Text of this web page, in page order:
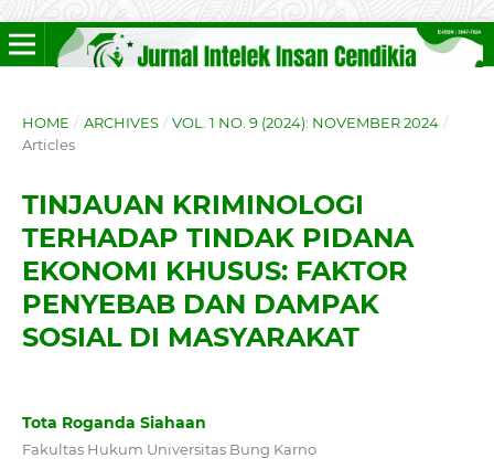
HOME / ARCHIVES / VOL. 1 NO. 9 (2024): NOVEMBER 2024 /
Articles
TINJAUAN KRIMINOLOGI
TERHADAP TINDAK PIDANA
EKONOMI KHUSUS: FAKTOR
PENYEBAB DAN DAMPAK
SOSIAL DI MASYARAKAT
Tota Roganda Siahaan
Fakultas Hukum Universitas Bung Karno